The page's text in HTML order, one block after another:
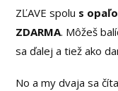
ZĽAVE spolu s
ZDARMA. Môžeš
sa ďalej a tiež ako
No a my dvaja sa